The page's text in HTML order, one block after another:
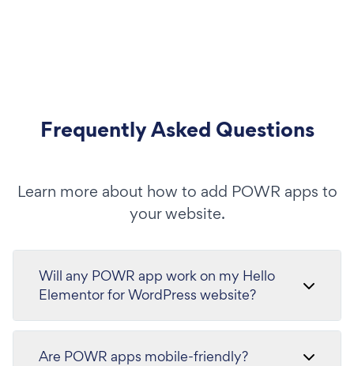
Frequently Asked Questions
Learn more about how to add POWR apps to
your website.
Will any POWR app work on my Hello
Elementor for WordPress website?
Are POWR apps mobile-friendly?